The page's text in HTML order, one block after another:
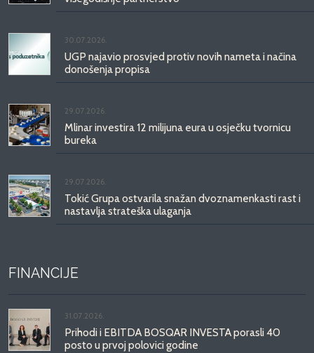
30.07.2026.
UGP najavio prosvjed protiv novih nameta i načina
donošenja propisa
29.07.2026.
Mlinar investira 12 milijuna eura u osječku tvornicu
bureka
29.07.2026.
Tokić Grupa ostvarila snažan dvoznamenkasti rast i
nastavlja strateška ulaganja
FINANCIJE
31.07.2026.
Prihodi i EBITDA BOSQAR INVESTA porasli 40
posto u prvoj polovici godine